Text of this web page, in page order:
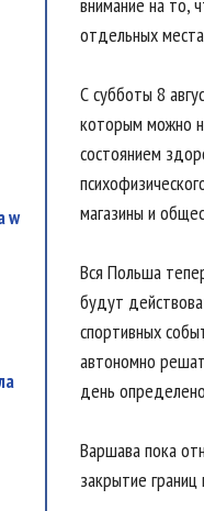
внимание на то,
отдельных
С субботы 8
которым можно
состоянием
магазины и
Вся Польша
будут
спортивных
автономно
день
Варшава пока
закрытие границ